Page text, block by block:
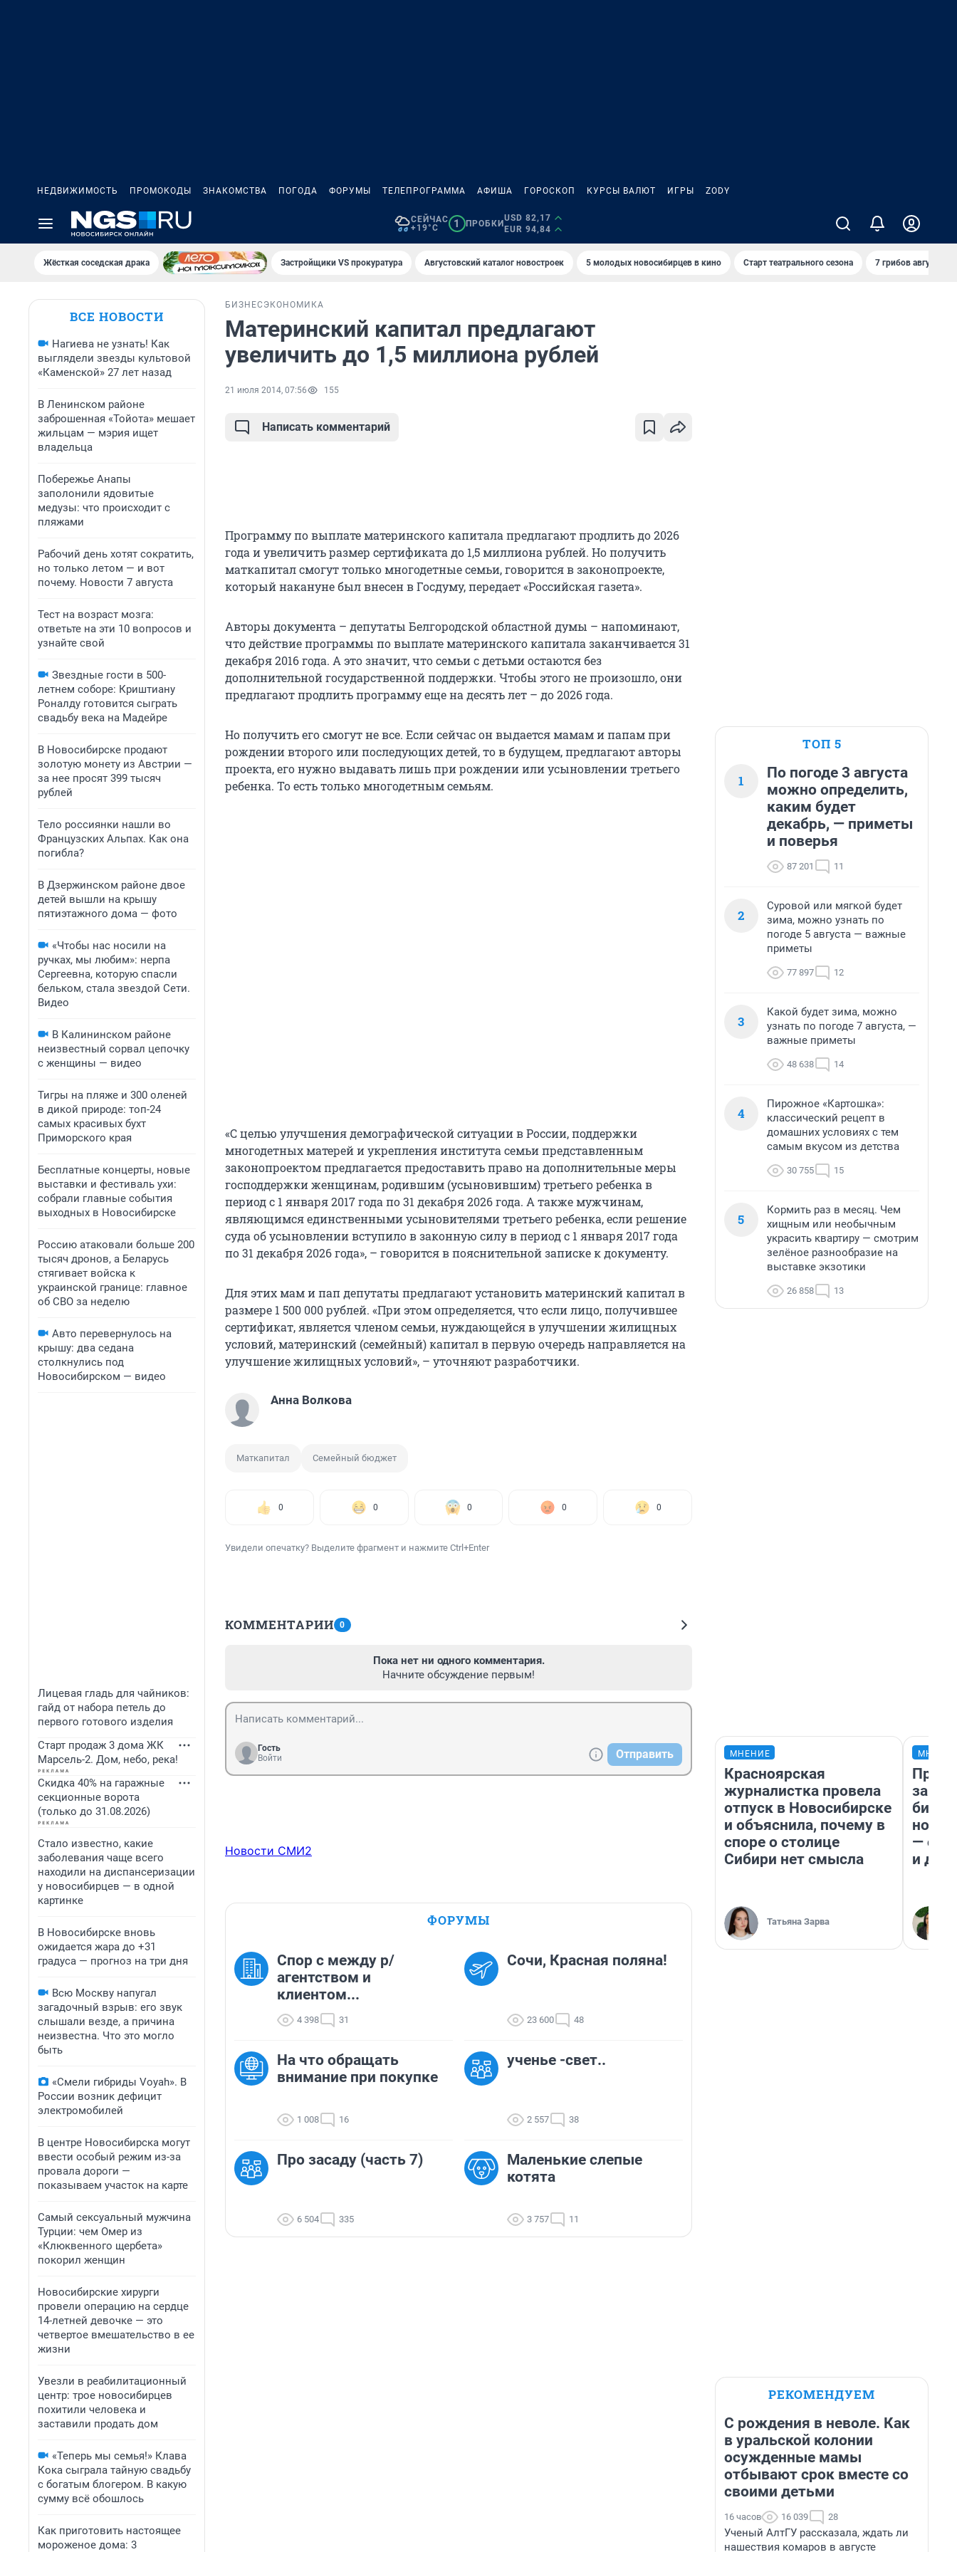
НЕДВИЖИМОСТЬ ПРОМОКОДЫ ЗНАКОМСТВА ПОГОДА ФОРУМЫ ТЕЛЕПРОГРАММА АФИША ГОРОСКОП КУРСЫ ВАЛЮТ ИГРЫ ZODY
СЕЙЧАС
+19°C
1 ПРОБКИ
USD 82,17
EUR 94,84
Жёсткая соседская драка Застройщики VS прокуратура Августовский каталог новостроек 5 молодых новосибирцев в кино Старт театрального сезона 7 грибов августа
ВСЕ НОВОСТИ
Нагиева не узнать! Как
выглядели звезды культовой
«Каменской» 27 лет назад
В Ленинском районе
заброшенная «Тойота» мешает
жильцам — мэрия ищет
владельца
Побережье Анапы
заполонили ядовитые
медузы: что происходит с
пляжами
Рабочий день хотят сократить,
но только летом — и вот
почему. Новости 7 августа
Тест на возраст мозга:
ответьте на эти 10 вопросов и
узнайте свой
Звездные гости в 500-
летнем соборе: Криштиану
Роналду готовится сыграть
свадьбу века на Мадейре
В Новосибирске продают
золотую монету из Австрии —
за нее просят 399 тысяч
рублей
Тело россиянки нашли во
Французских Альпах. Как она
погибла?
В Дзержинском районе двое
детей вышли на крышу
пятиэтажного дома — фото
«Чтобы нас носили на
ручках, мы любим»: нерпа
Сергеевна, которую спасли
бельком, стала звездой Сети.
Видео
В Калининском районе
неизвестный сорвал цепочку
с женщины — видео
Тигры на пляже и 300 оленей
в дикой природе: топ-24
самых красивых бухт
Приморского края
Бесплатные концерты, новые
выставки и фестиваль ухи:
собрали главные события
выходных в Новосибирске
Россию атаковали больше 200
тысяч дронов, а Беларусь
стягивает войска к
украинской границе: главное
об СВО за неделю
Авто перевернулось на
крышу: два седана
столкнулись под
Новосибирском — видео
Лицевая гладь для чайников:
гайд от набора петель до
первого готового изделия
Старт продаж 3 дома ЖК
Марсель-2. Дом, небо, река!
Скидка 40% на гаражные
секционные ворота
(только до 31.08.2026)
Стало известно, какие
заболевания чаще всего
находили на диспансеризации
у новосибирцев — в одной
картинке
В Новосибирске вновь
ожидается жара до +31
градуса — прогноз на три дня
Всю Москву напугал
загадочный взрыв: его звук
слышали везде, а причина
неизвестна. Что это могло
быть
«Смели гибриды Voyah». В
России возник дефицит
электромобилей
В центре Новосибирска могут
ввести особый режим из-за
провала дороги —
показываем участок на карте
Самый сексуальный мужчина
Турции: чем Омер из
«Клюквенного щербета»
покорил женщин
Новосибирские хирурги
провели операцию на сердце
14-летней девочке — это
четвертое вмешательство в ее
жизни
Увезли в реабилитационный
центр: трое новосибирцев
похитили человека и
заставили продать дом
«Теперь мы семья!» Клава
Кока сыграла тайную свадьбу
с богатым блогером. В какую
сумму всё обошлось
Как приготовить настоящее
мороженое дома: 3
БИЗНЕС ЭКОНОМИКА
Материнский капитал предлагают
увеличить до 1,5 миллиона рублей
21 июля 2014, 07:56 155
Написать комментарий
Программу по выплате материнского капитала предлагают продлить до 2026
года и увеличить размер сертификата до 1,5 миллиона рублей. Но получить
маткапитал смогут только многодетные семьи, говорится в законопроекте,
который накануне был внесен в Госдуму, передает «Российская газета».
Авторы документа – депутаты Белгородской областной думы – напоминают,
что действие программы по выплате материнского капитала заканчивается 31
декабря 2016 года. А это значит, что семьи с детьми остаются без
дополнительной государственной поддержки. Чтобы этого не произошло, они
предлагают продлить программу еще на десять лет – до 2026 года.
Но получить его смогут не все. Если сейчас он выдается мамам и папам при
рождении второго или последующих детей, то в будущем, предлагают авторы
проекта, его нужно выдавать лишь при рождении или усыновлении третьего
ребенка. То есть только многодетным семьям.
«С целью улучшения демографической ситуации в России, поддержки
многодетных матерей и укрепления института семьи представленным
законопроектом предлагается предоставить право на дополнительные меры
господдержки женщинам, родившим (усыновившим) третьего ребенка в
период с 1 января 2017 года по 31 декабря 2026 года. А также мужчинам,
являющимся единственными усыновителями третьего ребенка, если решение
суда об усыновлении вступило в законную силу в период с 1 января 2017 года
по 31 декабря 2026 года», – говорится в пояснительной записке к документу.
Для этих мам и пап депутаты предлагают установить материнский капитал в
размере 1 500 000 рублей. «При этом определяется, что если лицо, получившее
сертификат, является членом семьи, нуждающейся в улучшении жилищных
условий, материнский (семейный) капитал в первую очередь направляется на
улучшение жилищных условий», – уточняют разработчики.
Анна Волкова
Маткапитал Семейный бюджет
0 0 0 0 0
Увидели опечатку? Выделите фрагмент и нажмите Ctrl+Enter
КОММЕНТАРИИ 0
Пока нет ни одного комментария.
Начните обсуждение первым!
Гость
Войти
Отправить
Новости СМИ2
ФОРУМЫ
Спор с между р/
агентством и
клиентом...
4 398 31
Сочи, Красная поляна!
23 600 48
На что обращать
внимание при покупке
1 008 16
ученье -свет..
2 557 38
Про засаду (часть 7)
6 504 335
Маленькие слепые
котята
3 757 11
ТОП 5
1
По погоде 3 августа
можно определить,
каким будет
декабрь, — приметы
и поверья
87 201 11
2
Суровой или мягкой будет
зима, можно узнать по
погоде 5 августа — важные
приметы
77 897 12
3
Какой будет зима, можно
узнать по погоде 7 августа, —
важные приметы
48 638 14
4
Пирожное «Картошка»:
классический рецепт в
домашних условиях с тем
самым вкусом из детства
30 755 15
5
Кормить раз в месяц. Чем
хищным или необычным
украсить квартиру — смотрим
зелёное разнообразие на
выставке экзотики
26 858 13
МНЕНИЕ
Красноярская
журналистка провела
отпуск в Новосибирске
и объяснила, почему в
споре о столице
Сибири нет смысла
Татьяна Зарва
— он
и
РЕКОМЕНДУЕМ
С рождения в неволе. Как
в уральской колонии
осужденные мамы
отбывают срок вместе со
своими детьми
16 часов 16 039 28
Ученый АлтГУ рассказала, ждать ли
нашествия комаров в августе